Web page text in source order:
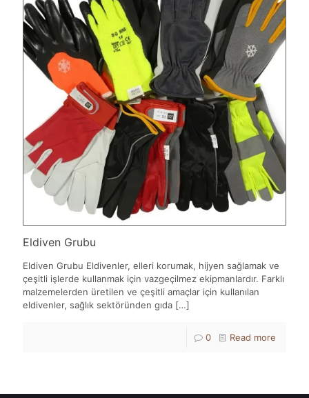
Eldiven Grubu
Eldiven Grubu Eldivenler, elleri korumak, hijyen sağlamak ve
çeşitli işlerde kullanmak için vazgeçilmez ekipmanlardır. Farklı
malzemelerden üretilen ve çeşitli amaçlar için kullanılan
eldivenler, sağlık sektöründen gıda […]
0 Read more